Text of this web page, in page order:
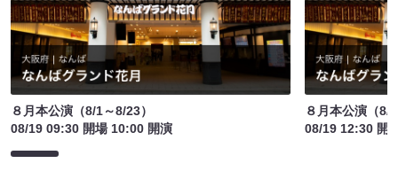
８月本公演（8/1～8/23）
08/19 09:30 開場 10:00 開演
８月本公演（8/
08/19 12:30 開